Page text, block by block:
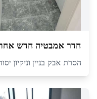
חדר אמבטיה חדש
הסרת אבק בניין וניקיון